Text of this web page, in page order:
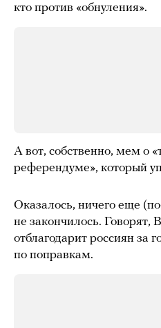
кто против «обнуления».
А вот, собственно, мем о
референдуме», который
Оказалось, ничего еще
не закончилось.
отблагодарит россиян за
по поправкам.